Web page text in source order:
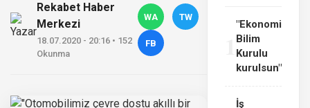
Rekabet Haber
Merkezi
18.07.2020 - 20:16 • 152
Okunma
WA TW
FB
"Ekonomi
Bilim
Kurulu
kurulsun"
İş